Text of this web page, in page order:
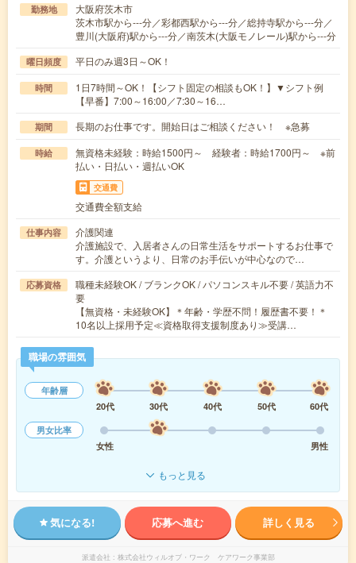
勤務地
大阪府茨木市
茨木市駅から---分／彩都西駅から---分／総持寺駅から---分／
豊川(大阪府)駅から---分／南茨木(大阪モノレール)駅から---分
曜日頻度 平日のみ週3日～OK！
時間
1日7時間～OK！【シフト固定の相談もOK！】▼シフト例
【早番】7:00～16:00／7:30～16…
期間 長期のお仕事です。開始日はご相談ください！ ※急募
時給
無資格未経験：時給1500円～ 経験者：時給1700円～ ※前
払い・日払い・週払いOK
交通費
交通費全額支給
仕事内容
介護関連
介護施設で、入居者さんの日常生活をサポートするお仕事で
す。介護というより、日常のお手伝いが中心なので…
応募資格
職種未経験OK / ブランクOK / パソコンスキル不要 / 英語力不
要
【無資格・未経験OK】＊年齢・学歴不問！履歴書不要！＊
10名以上採用予定≪資格取得支援制度あり≫受講…
職場の雰囲気
年齢層
20代
30代 40代 50代
60代
男女比率
女性
男性
もっと見る
気になる! 応募へ進む 詳しく見る
派遣会社 株式会社ウィルオブ・ワーク ケアワーク事業部